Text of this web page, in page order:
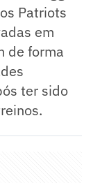
Patriots
em
de forma
ter sido